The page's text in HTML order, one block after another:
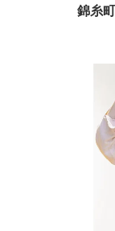
錦糸